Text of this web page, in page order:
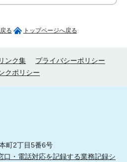
る トップページへ戻る
リンク集
プライバシーポリシー
クポリシー
町2丁目5番6号
口・電話対応を記録する業務記録シ